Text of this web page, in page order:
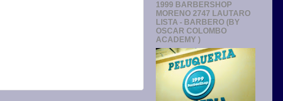
1999 BARBERSHOP
MORENO 2747 LAUTARO
LISTA - BARBERO (BY
OSCAR COLOMBO
ACADEMY )